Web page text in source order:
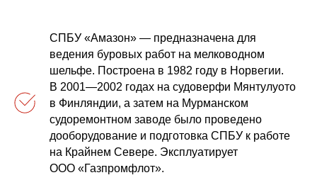
СПБУ «Амазон» — предназначена для
ведения буровых работ на мелководном
шельфе. Построена в 1982 году в Норвегии.
В 2001—2002 годах на судоверфи Мянтулуото
в Финляндии, а затем на Мурманском
судоремонтном заводе было проведено
дооборудование и подготовка СПБУ к работе
на Крайнем Севере. Эксплуатирует
ООО «Газпромфлот».